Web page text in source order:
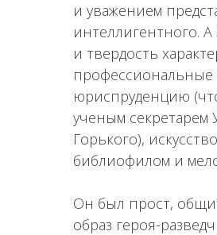
и уважением
интеллигентного.
и твердость
профессиональные
юриспруденцию
ученым секретарем
Горького),
библиофилом и
Он был прост,
образ героя-